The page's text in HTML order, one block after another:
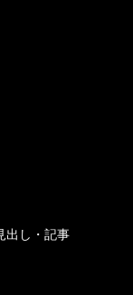
出し・記事